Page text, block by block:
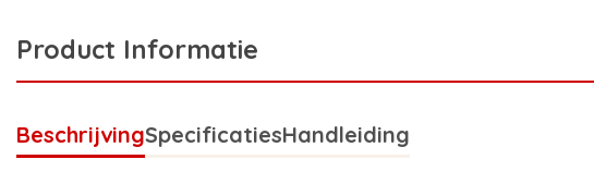
Product Informatie
BeschrijvingSpecificatiesHandleiding